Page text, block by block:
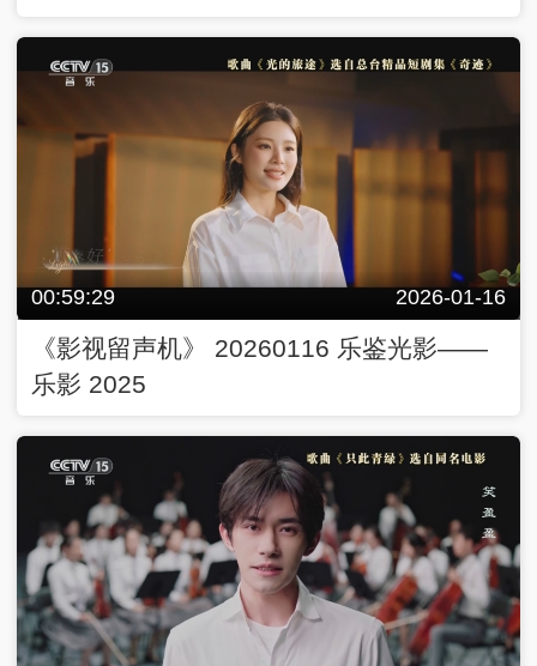
00:59:29 2026-01-16
《影视留声机》 20260116 乐鉴光影——
乐影 2025